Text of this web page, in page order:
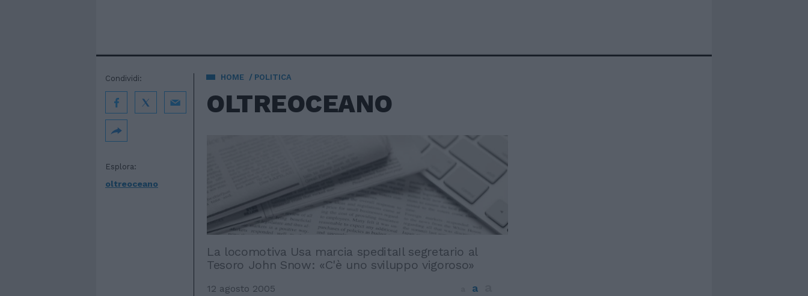
HOME POLITICA
OLTREOCEANO
Esplora:
oltreoceano
Condividi:
La locomotiva Usa marcia speditaIl segretario al
Tesoro John Snow: «C'è uno sviluppo vigoroso»
12 agosto 2005 a